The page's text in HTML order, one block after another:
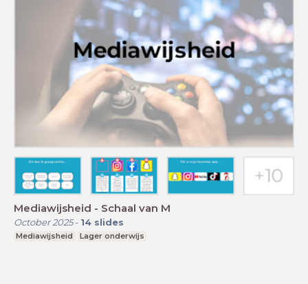
Mediawijsheid - Schaal van M
October 2025- 14 slides
Mediawijsheid Lager onderwijs